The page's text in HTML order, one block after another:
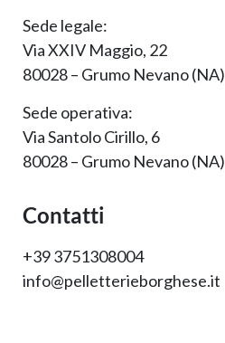
Sede legale:
Via XXIV Maggio, 22
80028 – Grumo Nevano (NA)
Sede operativa:
Via Santolo Cirillo, 6
80028 – Grumo Nevano (NA)
Contatti
+39 3751308004
info@pelletterieborghese.it